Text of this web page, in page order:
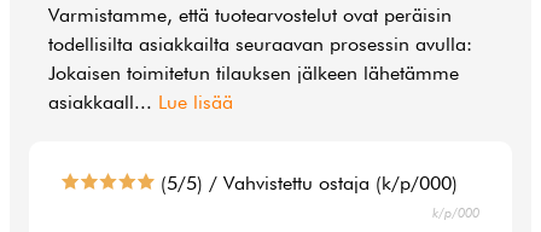
Varmistamme, että tuotearvostelut ovat peräisin
todellisilta asiakkailta seuraavan prosessin avulla:
Jokaisen toimitetun tilauksen jälkeen lähetämme
asiakkaall... Lue lisää
(5/5) / Vahvistettu ostaja (k/p/000)
k/p/000